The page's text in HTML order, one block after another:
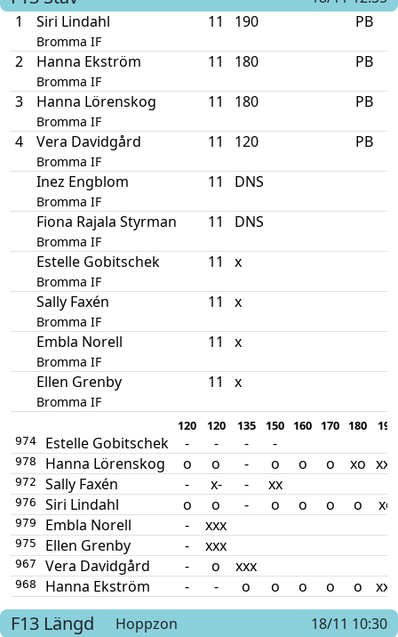
1
Siri Lindahl
Bromma IF
11 190 PB
2 Hanna Ekström
Bromma IF
11 180 PB
3 Hanna Lörenskog
Bromma IF
11 180 PB
4 Vera Davidgård
Bromma IF
11 120 PB
Inez Engblom
Bromma IF
11 DNS
Fiona Rajala Styrman
Bromma IF
11 DNS
Estelle Gobitschek
Bromma IF
11 x
Sally Faxén
Bromma IF
11 x
Embla Norell
Bromma IF
11 x
Ellen Grenby
Bromma IF
11 x
120 120 135 150 160 170 180 190
974 Estelle Gobitschek - - - -
978 Hanna Lörenskog o o - o o o xo xxx
972 Sally Faxén - x- - xx
976 Siri Lindahl o o - o o o o xo
979 Embla Norell - xxx
975 Ellen Grenby - xxx
967 Vera Davidgård - o xxx
968 Hanna Ekström - - o o o o o xxx
F13 Längd Hoppzon
18/11 10:30